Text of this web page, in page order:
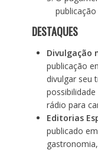
DESTAQUES
Divulgação
publicação
divulgar seu
rádio para
Editorias
publicado